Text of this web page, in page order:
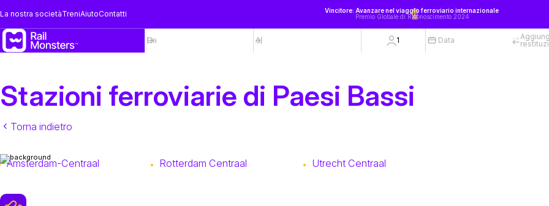
La nostra societàTreniAiutoContatti
Vincitore: Avanzare nel viaggio ferroviario internazionale
Premio Globale di Riconoscimento 2024
1 Data
Stazioni ferroviarie di Paesi Bassi
Torna indietro
Amsterdam-Centraal Rotterdam Centraal Utrecht Centraal